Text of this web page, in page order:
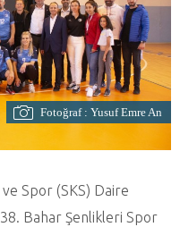
Fotoğraf : Yusuf Emre An
Spor (SKS) Daire
Bahar Şenlikleri Spor